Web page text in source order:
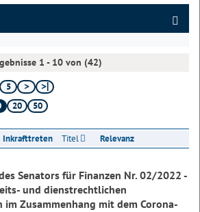
1 - 10 von (42)
5
20 50
Inkrafttreten Titel Relevanz
Senators für Finanzen Nr. 02/2022 -
und dienstrechtlichen
im Zusammenhang mit dem Corona-